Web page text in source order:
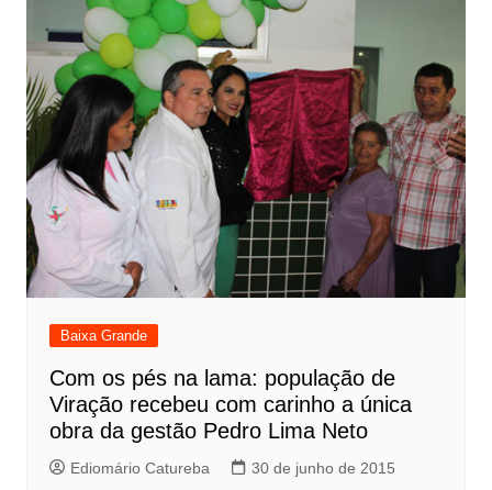
Baixa Grande
Com os pés na lama: população de
Viração recebeu com carinho a única
obra da gestão Pedro Lima Neto
Ediomário Catureba 30 de junho de 2015